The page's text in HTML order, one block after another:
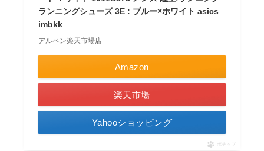
ランニングシューズ 3E : ブルー×ホワイト asics
imbkk
アルペン楽天市場店
Amazon
楽天市場
Yahooショッピング
ポチップ